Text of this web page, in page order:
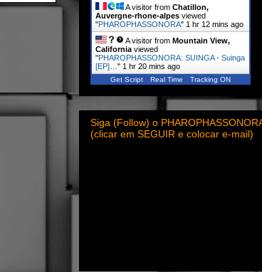
A visitor from Chatillon,
Auvergne-rhone-alpes viewed
"PHAROPHASSONORA" 1 hr 12 mins ago
A visitor from Mountain View,
California viewed
"PHAROPHASSONORA: SUINGA - Suinga
[EP]… " 1 hr 20 mins ago
Get Script Real Time Tracking ON
Siga (Follow) o
(clicar em SEGUIR e colocar e-mail)